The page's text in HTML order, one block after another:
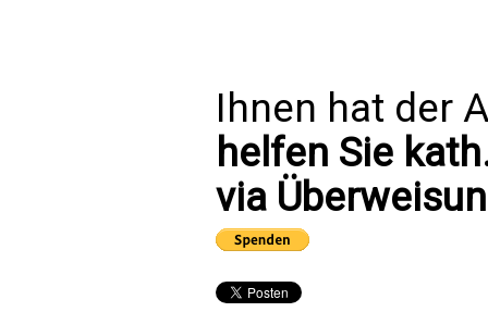
Ihnen hat der
helfen Sie
via